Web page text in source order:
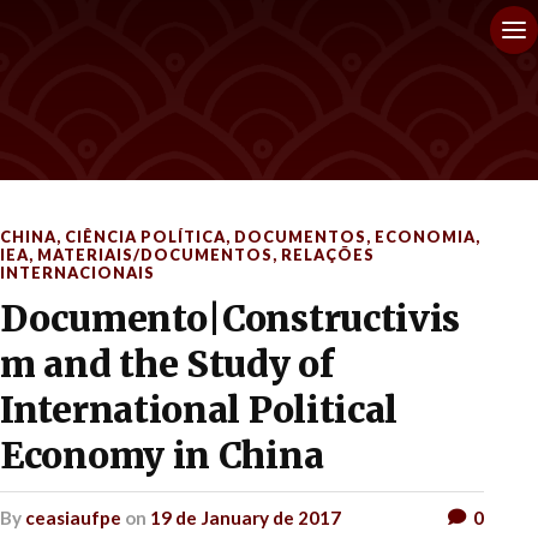
CHINA, CIÊNCIA POLÍTICA, DOCUMENTOS, ECONOMIA,
IEA, MATERIAIS/DOCUMENTOS, RELAÇÕES
INTERNACIONAIS
Documento|Constructivis
m and the Study of
International Political
Economy in China
by ceasiaufpe on 19 de January de 2017 0